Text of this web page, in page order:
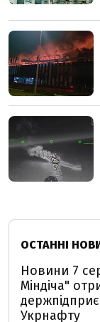
ОСТАННІ
Новини 7
Міндіча"
Укрнафту